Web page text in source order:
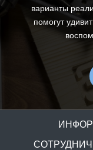
варианты
помогут